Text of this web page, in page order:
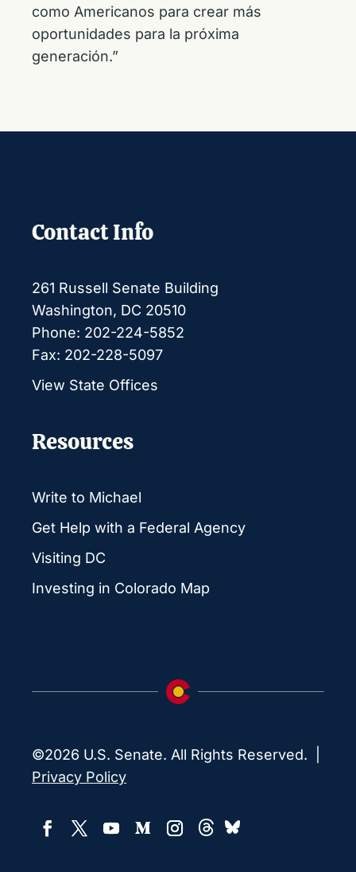
como Americanos para crear más
oportunidades para la próxima
generación.”
Contact Info
261 Russell Senate Building
Washington, DC 20510
Phone: 202-224-5852
Fax: 202-228-5097
View State Offices
Resources
Write to Michael
Get Help with a Federal Agency
Visiting DC
Investing in Colorado Map
©2026 U.S. Senate. All Rights Reserved. |
Privacy Policy